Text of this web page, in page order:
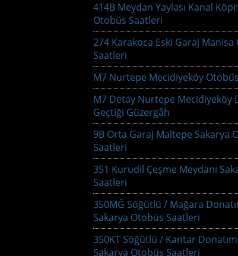
414B Meydan Yaylası Kanal
Otobüs Saatleri
274 Karakoca Eski Garaj Manisa
Saatleri
M7 Nurtepe Mecidiyeköy
M7 Detay Nurtepe Mecidiyeköy
Geçtiği Güzergâh
9B Orta Garaj Maltepe Sakarya
Saatleri
351 Kurudil Çeşme Meydanı
Saatleri
350MĞ Söğütlü / Mağara
Sakarya Otobüs Saatleri
350KT Söğütlü / Kantar
Sakarya Otobüs Saatleri